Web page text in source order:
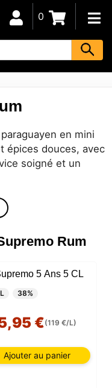
0
en mini
épices douces, avec
soigné et un
Rum
5 Ans 5 CL
38%
€(119 €/L)
Ajouter au panier